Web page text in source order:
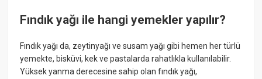
Fındık yağı ile hangi yemekler yapılır?
Fındık yağı da, zeytinyağı ve susam yağı gibi hemen her türlü
yemekte, bisküvi, kek ve pastalarda rahatlıkla kullanılabilir.
Yüksek yanma derecesine sahip olan fındık yağı,